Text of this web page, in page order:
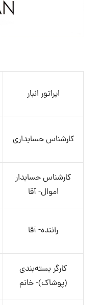
اپراتور انبار
کارشناس حسابداری
کارشناس حسابدار
اموال- آقا
راننده- آقا
کارگر بسته‌بندی
(پوشاک)- خانم